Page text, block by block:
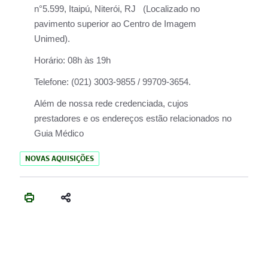
n°5.599, Itaipú, Niterói, RJ (Localizado no
pavimento superior ao Centro de Imagem
Unimed).
Horário: 08h às 19h
Telefone: (021) 3003-9855 / 99709-3654.
Além de nossa rede credenciada, cujos
prestadores e os endereços estão relacionados no
Guia Médico
NOVAS AQUISIÇÕES